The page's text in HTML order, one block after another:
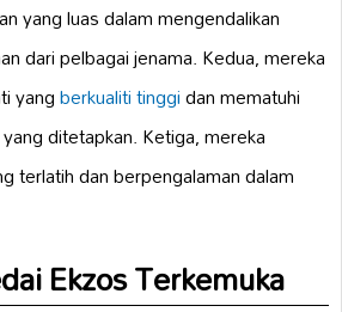
yang luas dalam mengendalikan
dari pelbagai jenama. Kedua, mereka
yangberkualiti tinggidan mematuhi
ditetapkan. Ketiga, mereka
terlatih dan berpengalaman dalam
Ekzos Terkemuka